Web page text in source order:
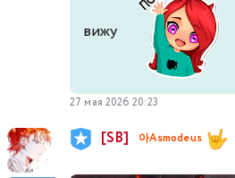
вижу
27 мая 2026 20:23
[SB] 아Asmodeus